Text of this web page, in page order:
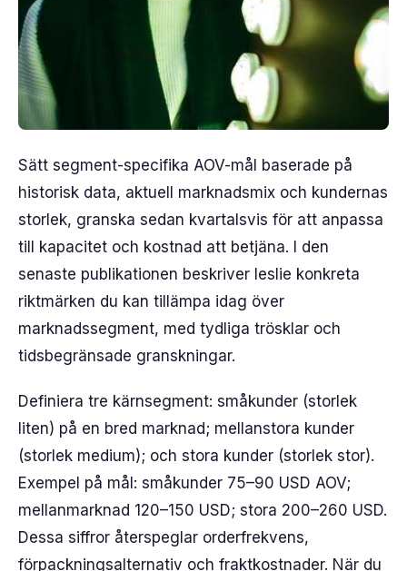
Sätt segment-specifika AOV-mål baserade på
historisk data, aktuell marknadsmix och kundernas
storlek, granska sedan kvartalsvis för att anpassa
till kapacitet och kostnad att betjäna. I den
senaste publikationen beskriver leslie konkreta
riktmärken du kan tillämpa idag över
marknadssegment, med tydliga trösklar och
tidsbegränsade granskningar.
Definiera tre kärnsegment: småkunder (storlek
liten) på en bred marknad; mellanstora kunder
(storlek medium); och stora kunder (storlek stor).
Exempel på mål: småkunder 75–90 USD AOV;
mellanmarknad 120–150 USD; stora 200–260 USD.
Dessa siffror återspeglar orderfrekvens,
förpackningsalternativ och fraktkostnader. När du